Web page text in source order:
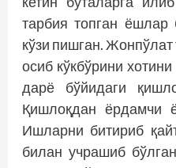
тарбия топган
кўзи пишган. Жонпўлат
осиб кўкбўрини
дарё бўйидаги
Қишлоқдан ёрдамчи
Ишларни битириб
билан учрашиб